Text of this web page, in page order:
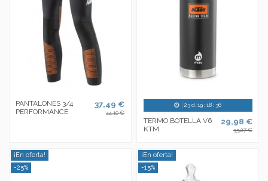
PANTALONES 3/4
PERFORMANCE
37,49 €
44,10 €
23d.19:18: 35
TERMO BOTELLA V6
KTM
29,98 €
35,27 €
¡En oferta!
-25%
¡En oferta!
-15%